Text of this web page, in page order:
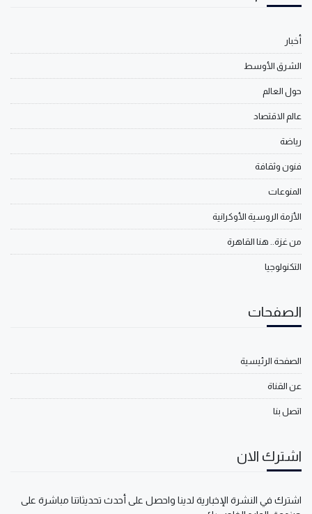
أخبار
الشرق الأوسط
حول العالم
عالم الاقتصاد
رياضة
فنون وثقافة
المنوعات
الأزمة الروسية الأوكرانية
من غزة.. هنا القاهرة
التكنولوجيا
الصفحات
الصفحة الرئيسية
عن القناة
اتصل بنا
اشترك الان
اشترك في النشرة الإخبارية لدينا واحصل على أحدث تحديثاتنا مباشرة على